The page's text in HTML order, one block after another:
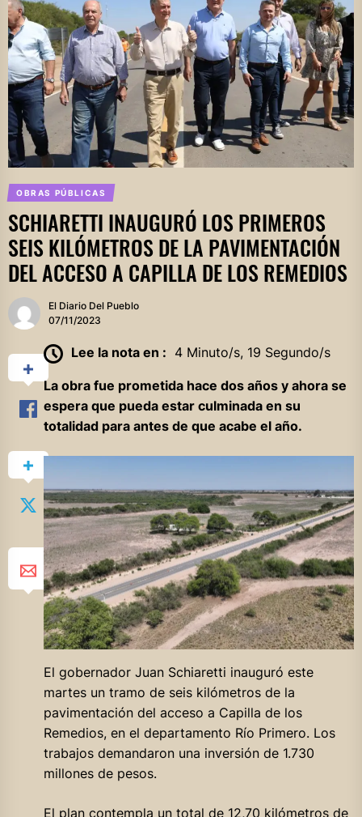
OBRAS PÚBLICAS
SCHIARETTI INAUGURÓ LOS PRIMEROS
SEIS KILÓMETROS DE LA PAVIMENTACIÓN
DEL ACCESO A CAPILLA DE LOS REMEDIOS
El Diario Del Pueblo
07/11/2023
Lee la nota en : 4 Minuto/s, 19 Segundo/s
La obra fue prometida hace dos años y ahora se
espera que pueda estar culminada en su
totalidad para antes de que acabe el año.
El gobernador Juan Schiaretti inauguró este
martes un tramo de seis kilómetros de la
pavimentación del acceso a Capilla de los
Remedios, en el departamento Río Primero. Los
trabajos demandaron una inversión de 1.730
millones de pesos.
El plan contempla un total de 12,70 kilómetros de